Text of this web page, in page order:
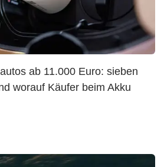
ab 11.000 Euro: sieben
worauf Käufer beim Akku